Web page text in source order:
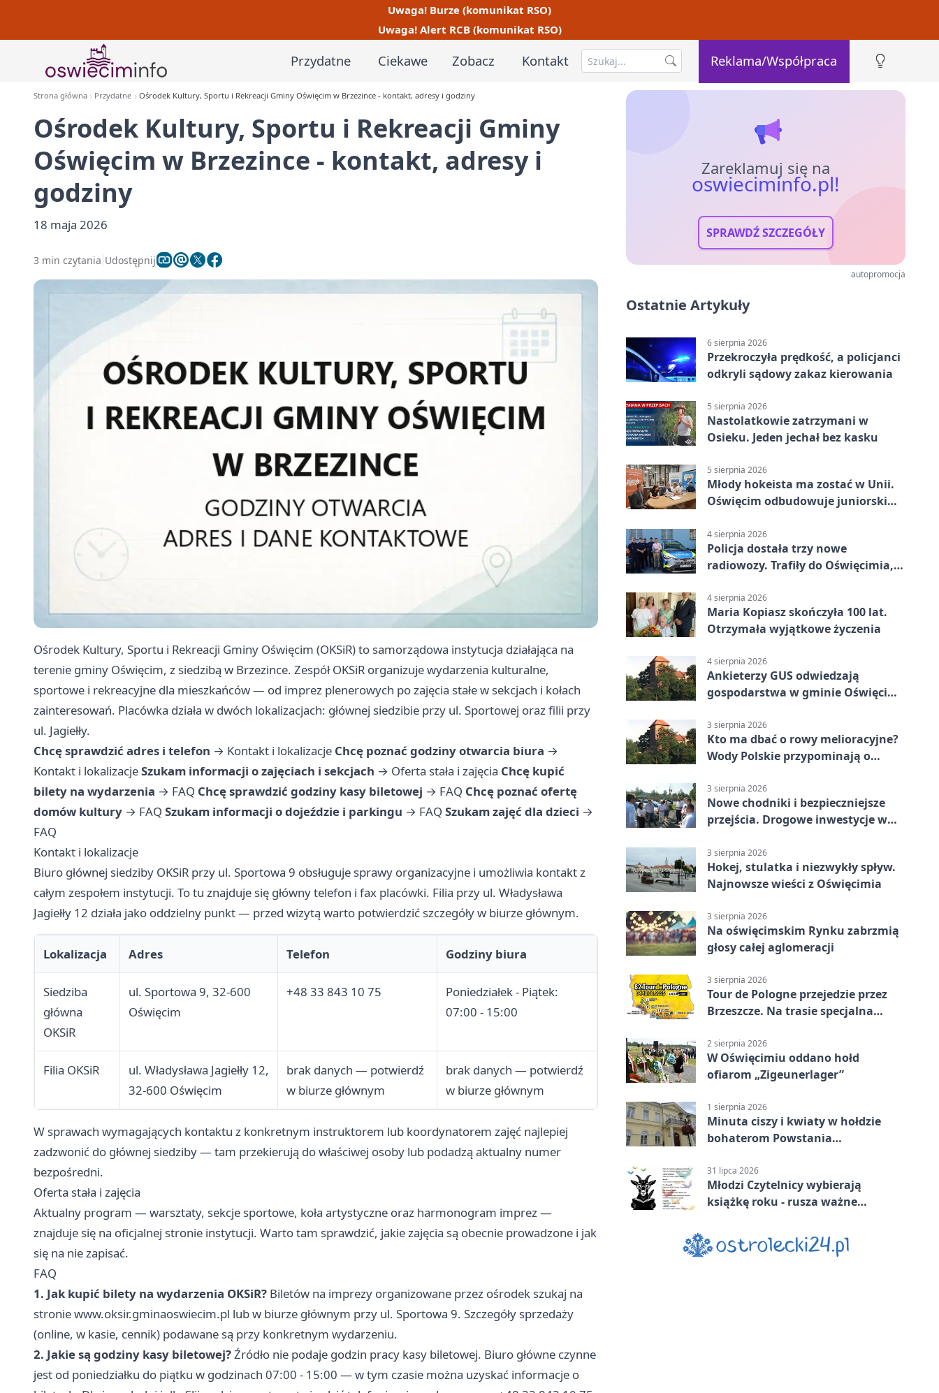
Uwaga! Burze (komunikat RSO)
Uwaga! Alert RCB (komunikat RSO)
Przydatne Ciekawe Zobacz Kontakt Reklama/Współpraca
Strona główna Przydatne Ośrodek Kultury, Sportu i Rekreacji Gminy Oświęcim w Brzezince - kontakt, adresy i godziny
Ośrodek Kultury, Sportu i Rekreacji Gminy
Oświęcim w Brzezince - kontakt, adresy i
godziny
18 maja 2026
3 min czytania Udostępnij
Ośrodek Kultury, Sportu i Rekreacji Gminy Oświęcim (OKSiR) to samorządowa instytucja działająca na
terenie gminy Oświęcim, z siedzibą w Brzezince. Zespół OKSiR organizuje wydarzenia kulturalne,
sportowe i rekreacyjne dla mieszkańców — od imprez plenerowych po zajęcia stałe w sekcjach i kołach
zainteresowań. Placówka działa w dwóch lokalizacjach: głównej siedzibie przy ul. Sportowej oraz filii przy
ul. Jagiełły.
Chcę sprawdzić adres i telefon → Kontakt i lokalizacje Chcę poznać godziny otwarcia biura →
Kontakt i lokalizacjeSzukam informacji o zajęciach i sekcjach → Oferta stała i zajęcia Chcę kupić
bilety na wydarzenia → FAQ Chcę sprawdzić godziny kasy biletowej → FAQ Chcę poznać ofertę
domów kultury → FAQ Szukam informacji o dojeździe i parkingu → FAQ Szukam zajęć dla dzieci →
FAQ
Kontakt i lokalizacje
Biuro głównej siedziby OKSiR przy ul. Sportowa 9 obsługuje sprawy organizacyjne i umożliwia kontakt z
całym zespołem instytucji. To tu znajduje się główny telefon i fax placówki. Filia przy ul. Władysława
Jagiełły 12 działa jako oddzielny punkt — przed wizytą warto potwierdzić szczegóły w biurze głównym.
Lokalizacja Adres Telefon Godziny biura
Siedziba
główna
OKSiR
ul. Sportowa 9, 32-600
Oświęcim
+48 33 843 10 75
Poniedziałek - Piątek:
07:00 - 15:00
Filia OKSiR
ul. Władysława Jagiełły 12,
32-600 Oświęcim
brak danych — potwierdź
w biurze głównym
brak danych — potwierdź
w biurze głównym
W sprawach wymagających kontaktu z konkretnym instruktorem lub koordynatorem zajęć najlepiej
zadzwonić do głównej siedziby — tam przekierują do właściwej osoby lub podadzą aktualny numer
bezpośredni.
Oferta stała i zajęcia
Aktualny program — warsztaty, sekcje sportowe, koła artystyczne oraz harmonogram imprez —
znajduje się na oficjalnej stronie instytucji. Warto tam sprawdzić, jakie zajęcia są obecnie prowadzone i jak
się na nie zapisać.
FAQ
1. Jak kupić bilety na wydarzenia OKSiR? Biletów na imprezy organizowane przez ośrodek szukaj na
stronie www.oksir.gminaoswiecim.pl lub w biurze głównym przy ul. Sportowa 9. Szczegóły sprzedaży
(online, w kasie, cennik) podawane są przy konkretnym wydarzeniu.
2. Jakie są godziny kasy biletowej?Źródło nie podaje godzin pracy kasy biletowej. Biuro główne czynne
jest od poniedziałku do piątku w godzinach 07:00 - 15:00 — w tym czasie można uzyskać informacje o
Zareklamuj się na
oswieciminfo.pl!
SPRAWDŹ SZCZEGÓŁY
autopromocja
Ostatnie Artykuły
6 sierpnia 2026
Przekroczyła prędkość, a policjanci
odkryli sądowy zakaz kierowania
5 sierpnia 2026
Nastolatkowie zatrzymani w
Osieku. Jeden jechał bez kasku
5 sierpnia 2026
Młody hokeista ma zostać w Unii.
Oświęcim odbudowuje juniorski
4 sierpnia 2026
Policja dostała trzy nowe
radiowozy. Trafiły do Oświęcimia,
4 sierpnia 2026
Maria Kopiasz skończyła 100 lat.
Otrzymała wyjątkowe życzenia
4 sierpnia 2026
Ankieterzy GUS odwiedzają
gospodarstwa w gminie Oświęcim.
3 sierpnia 2026
Kto ma dbać o rowy melioracyjne?
Wody Polskie przypominają o
3 sierpnia 2026
Nowe chodniki i bezpieczniejsze
przejścia. Drogowe inwestycje w
3 sierpnia 2026
Hokej, stulatka i niezwykły spływ.
Najnowsze wieści z Oświęcimia
3 sierpnia 2026
Na oświęcimskim Rynku zabrzmią
głosy całej aglomeracji
3 sierpnia 2026
Tour de Pologne przejedzie przez
Brzeszcze. Na trasie specjalna
2 sierpnia 2026
W Oświęcimiu oddano hołd
ofiarom „Zigeunerlager”
1 sierpnia 2026
Minuta ciszy i kwiaty w hołdzie
bohaterom Powstania
31 lipca 2026
Młodzi Czytelnicy wybierają
książkę roku - rusza ważne